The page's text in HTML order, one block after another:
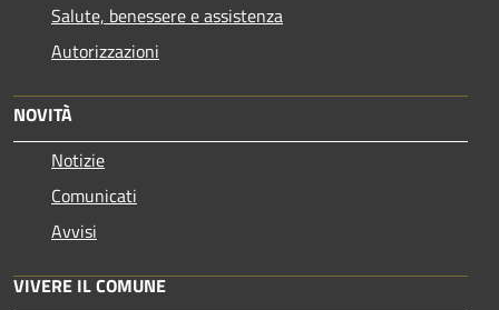
Salute, benessere e assistenza
Autorizzazioni
NOVITÀ
Notizie
Comunicati
Avvisi
VIVERE IL COMUNE